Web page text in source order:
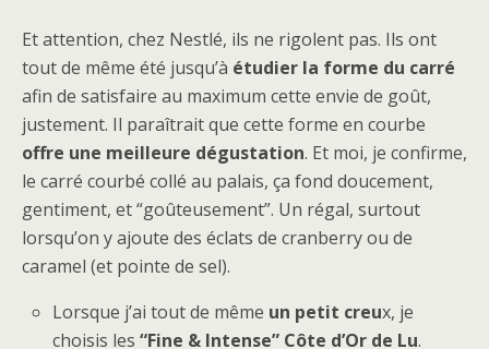
Et attention, chez Nestlé, ils ne rigolent pas. Ils ont
tout de même été jusqu’à étudier la forme du carré
afin de satisfaire au maximum cette envie de goût,
justement. Il paraîtrait que cette forme en courbe
offre une meilleure dégustation. Et moi, je confirme,
le carré courbé collé au palais, ça fond doucement,
gentiment, et “goûteusement”. Un régal, surtout
lorsqu’on y ajoute des éclats de cranberry ou de
caramel (et pointe de sel).
Lorsque j’ai tout de même un petit creux, je
choisis les“Fine & Intense” Côte d’Or de Lu.